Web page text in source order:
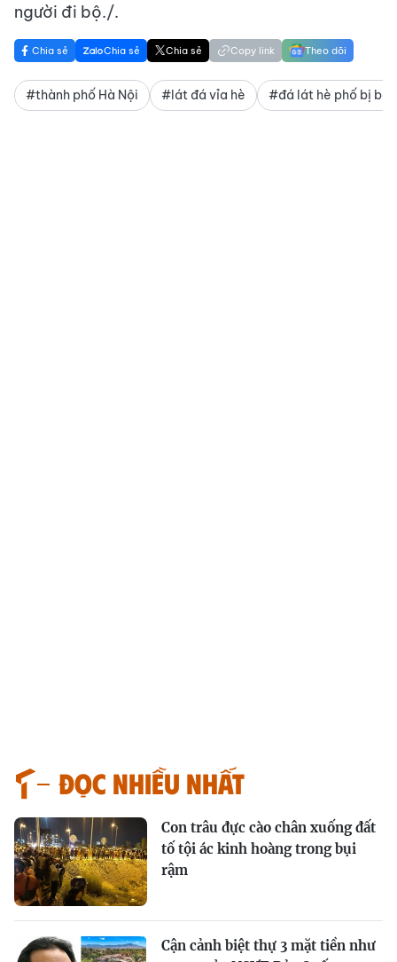
người đi bộ./.
Chia sẻ Chia sẻ Chia sẻ Copy link Theo dõi
#thành phố Hà Nội #lát đá vỉa hè #đá lát hè phố bị
Đọc nhiều nhất
Con trâu đực cào chân xuống đất
tố tội ác kinh hoàng trong bụi
rậm
Cận cảnh biệt thự 3 mặt tiền như